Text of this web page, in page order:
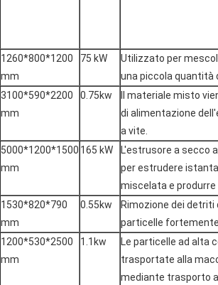
1260*800*1200
mm
75 kW
Utilizzato per
una piccola quantità
3100*590*2200
mm
0.75kw
Il materiale misto
di alimentazione
a vite.
5000*1200*1500
mm
165 kW
L'estrusore a secco
per estrudere
miscelata e produrre
1530*820*790
mm
0.55kw
Rimozione dei detriti
particelle
1200*530*2500
mm
1.1kw
Le particelle ad alta
trasportate alla
mediante trasporto